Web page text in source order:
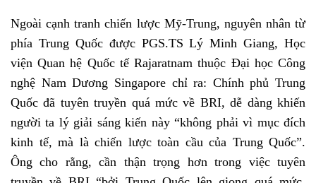
Ngoài cạnh tranh chiến lược Mỹ-Trung, nguyên nhân từ
phía Trung Quốc được PGS.TS Lý Minh Giang, Học
viện Quan hệ Quốc tế Rajaratnam thuộc Đại học Công
nghệ Nam Dương Singapore chỉ ra: Chính phủ Trung
Quốc đã tuyên truyền quá mức về BRI, dễ dàng khiến
người ta lý giải sáng kiến này “không phải vì mục đích
kinh tế, mà là chiến lược toàn cầu của Trung Quốc”.
Ông cho rằng, cần thận trọng hơn trong việc tuyên